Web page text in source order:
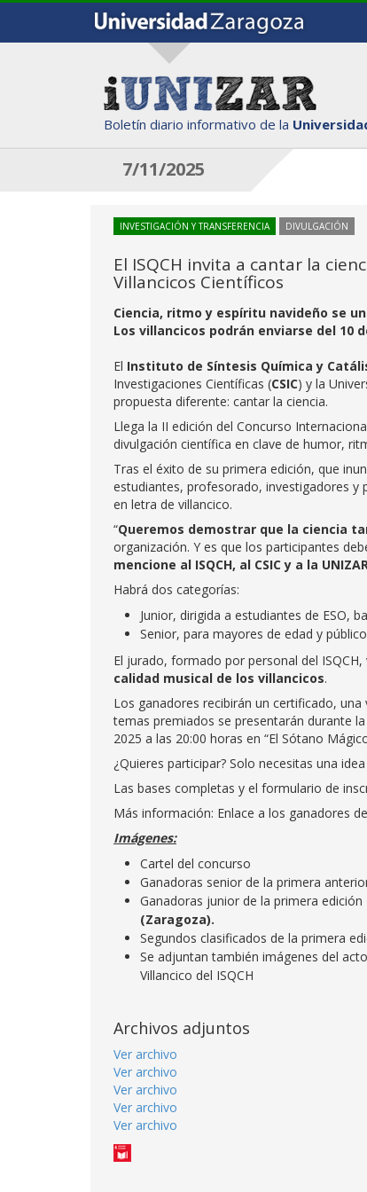
Boletín diario informativo de la
7/11/2025
INVESTIGACIÓN Y TRANSFERENCIA DIVULGACIÓN
El ISQCH invita a cantar la
Villancicos Científicos
Ciencia, ritmo y espíritu navideño se
Los villancicos podrán enviarse del 10
El Instituto de Síntesis Química y
Investigaciones Científicas (CSIC) y la
propuesta diferente: cantar la ciencia.
Llega la II edición del Concurso
divulgación científica en clave de humor,
Tras el éxito de su primera edición, que
estudiantes, profesorado, investigadores
en letra de villancico.
“Queremos demostrar que la ciencia
organización. Y es que los participantes
mencione al ISQCH, al CSIC y a la
Habrá dos categorías:
Junior, dirigida a estudiantes de ESO,
Senior, para mayores de edad y
El jurado, formado por personal del ISQCH,
calidad musical de los villancicos.
Los ganadores recibirán un certificado,
temas premiados se presentarán durante
2025 a las 20:00 horas en “El Sótano
¿Quieres participar? Solo necesitas una
Las bases completas y el formulario de
Más información: Enlace a los ganadores
Imágenes:
Cartel del concurso
Ganadoras senior de la primera
Ganadoras junior de la primera edición
(Zaragoza).
Segundos clasificados de la primera
Se adjuntan también imágenes del
Villancico del ISQCH
Archivos adjuntos
Ver archivo
Ver archivo
Ver archivo
Ver archivo
Ver archivo